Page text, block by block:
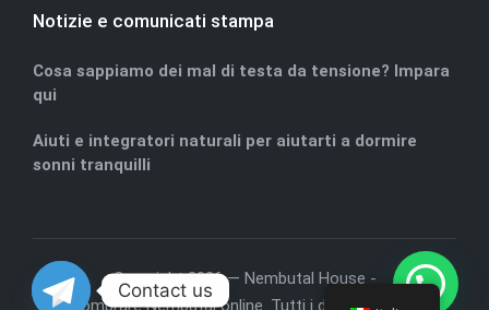
Notizie e comunicati stampa
Cosa sappiamo dei mal di testa da tensione? Impara
qui
Aiuti e integratori naturali per aiutarti a dormire
sonni tranquilli
Copyright 2026 — Nembutal House -
Comprare Nembutal online . Tutti i diritti riservati.
Contact us